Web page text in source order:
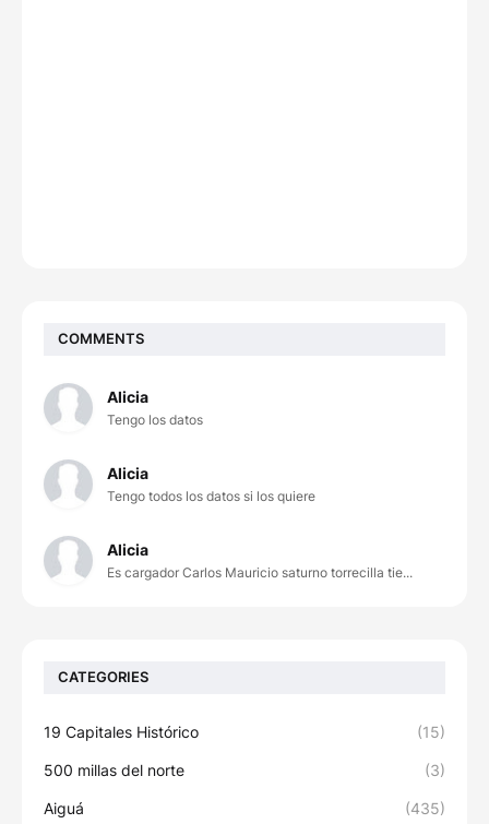
COMMENTS
Alicia
Tengo los datos
Alicia
Tengo todos los datos si los quiere
Alicia
Es cargador Carlos Mauricio saturno torrecilla tie...
CATEGORIES
19 Capitales Histórico (15)
500 millas del norte (3)
Aiguá (435)